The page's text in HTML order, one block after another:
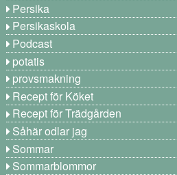
Persika
Persikaskola
Podcast
potatis
provsmakning
Recept för Köket
Recept för Trädgården
Såhär odlar jag
Sommar
Sommarblommor